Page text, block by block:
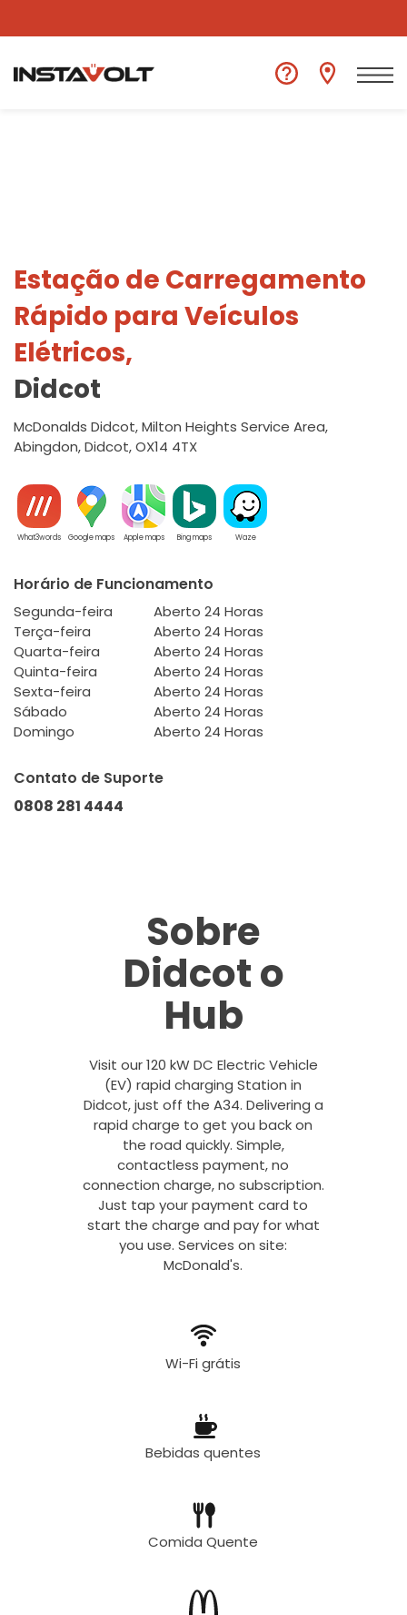
Ver outra localização
Estação de Carregamento
Rápido para Veículos
Elétricos,
Didcot
McDonalds Didcot, Milton Heights Service Area,
Abingdon, Didcot, OX14 4TX
What3words Google maps Apple maps Bing maps Waze
Horário de Funcionamento
Segunda-feira
Aberto 24 Horas
Terça-feira
Aberto 24 Horas
Quarta-feira
Aberto 24 Horas
Quinta-feira
Aberto 24 Horas
Sexta-feira
Aberto 24 Horas
Sábado
Aberto 24 Horas
Domingo
Aberto 24 Horas
Contato de Suporte
0808 281 4444
Sobre
Didcot o
Hub
Visit our 120 kW DC Electric Vehicle
(EV) rapid charging Station in
Didcot, just off the A34. Delivering a
rapid charge to get you back on
the road quickly. Simple,
contactless payment, no
connection charge, no subscription.
Just tap your payment card to
start the charge and pay for what
you use. Services on site:
McDonald's.
Wi-Fi grátis
Bebidas quentes
Comida Quente